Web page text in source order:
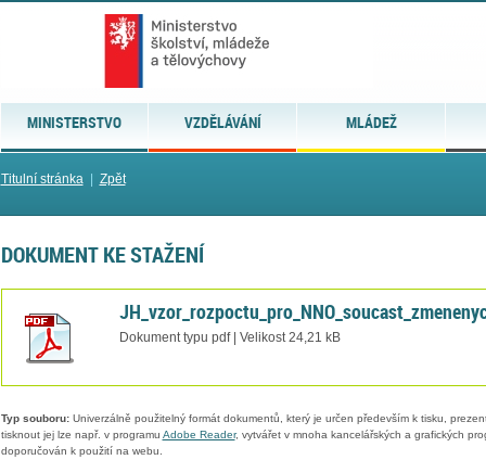
MINISTERSTVO VZDĚLÁVÁNÍ MLÁDEŽ
Titulní stránka| Zpět
DOKUMENT KE STAŽENÍ
Dokument typu pdf | Velikost 24,21 kB
Typ souboru:Univerzálně použitelný formát dokumentů, který je určen především k tisku,
tisknout jej lze např. v programu Adobe Reader, vytvářet v mnoha kancelářských a grafických
doporučován k použití na webu.